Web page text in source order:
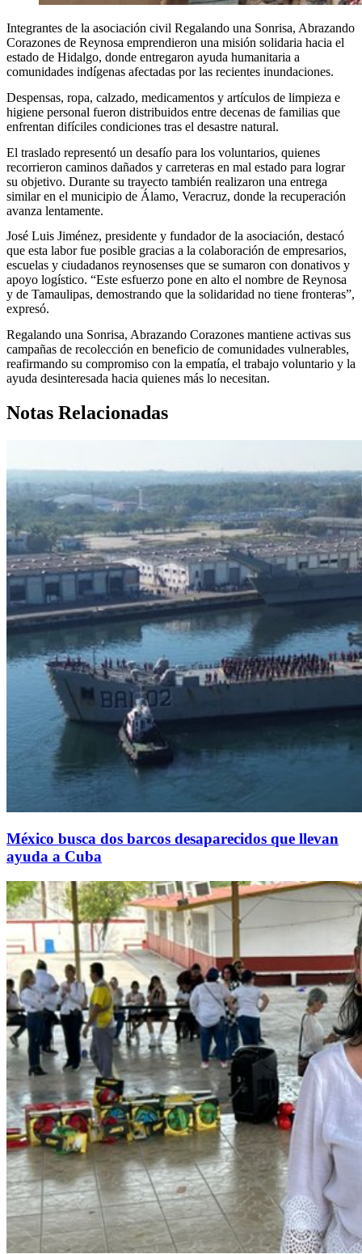
Integrantes de la asociación civil Regalando una Sonrisa, Abrazando
Corazones de Reynosa emprendieron una misión solidaria hacia el
estado de Hidalgo, donde entregaron ayuda humanitaria a
comunidades indígenas afectadas por las recientes inundaciones.
Despensas, ropa, calzado, medicamentos y artículos de limpieza e
higiene personal fueron distribuidos entre decenas de familias que
enfrentan difíciles condiciones tras el desastre natural.
El traslado representó un desafío para los voluntarios, quienes
recorrieron caminos dañados y carreteras en mal estado para lograr
su objetivo. Durante su trayecto también realizaron una entrega
similar en el municipio de Álamo, Veracruz, donde la recuperación
avanza lentamente.
José Luis Jiménez, presidente y fundador de la asociación, destacó
que esta labor fue posible gracias a la colaboración de empresarios,
escuelas y ciudadanos reynosenses que se sumaron con donativos y
apoyo logístico. “Este esfuerzo pone en alto el nombre de Reynosa
y de Tamaulipas, demostrando que la solidaridad no tiene fronteras”,
expresó.
Regalando una Sonrisa, Abrazando Corazones mantiene activas sus
campañas de recolección en beneficio de comunidades vulnerables,
reafirmando su compromiso con la empatía, el trabajo voluntario y la
ayuda desinteresada hacia quienes más lo necesitan.
Notas Relacionadas
México busca dos barcos desaparecidos que llevan
ayuda a Cuba